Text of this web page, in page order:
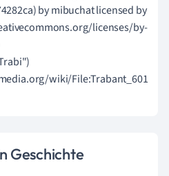
by mibuchat licensed by
licenses/by-
wiki/File:Trabant_601
Geschichte